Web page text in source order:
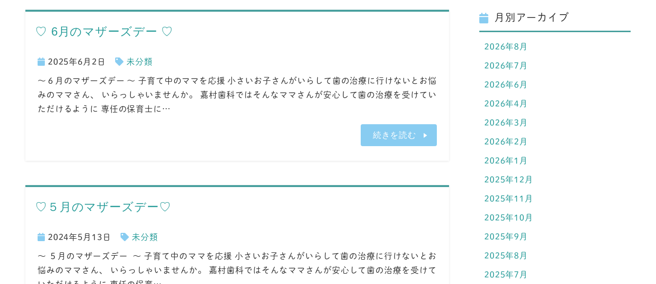
♡ 6月のマザーズデー ♡
2025年6月2日
未分類
～６月のマザーズデー ～ 子育て中のママを応援 小さいお子さんがいらして歯の治療に行けないとお悩
みのママさん、 いらっしゃいませんか。 嘉村歯科ではそんなママさんが安心して歯の治療を受けてい
ただけるように 専任の保育士に…
続きを読む
♡５月のマザーズデー♡
2024年5月13日
未分類
～ ５月のマザーズデー ～ 子育て中のママを応援 小さいお子さんがいらして歯の治療に行けないとお
悩みのママさん、 いらっしゃいませんか。 嘉村歯科ではそんなママさんが安心して歯の治療を受けて
月別アーカイブ
2026年8月
2026年7月
2026年6月
2026年4月
2026年3月
2026年2月
2026年1月
2025年12月
2025年11月
2025年10月
2025年9月
2025年8月
2025年7月